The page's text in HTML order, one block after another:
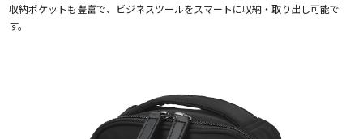
収納ポケットも豊富で、ビジネスツールをスマートに収納・取り出し可能で
す。